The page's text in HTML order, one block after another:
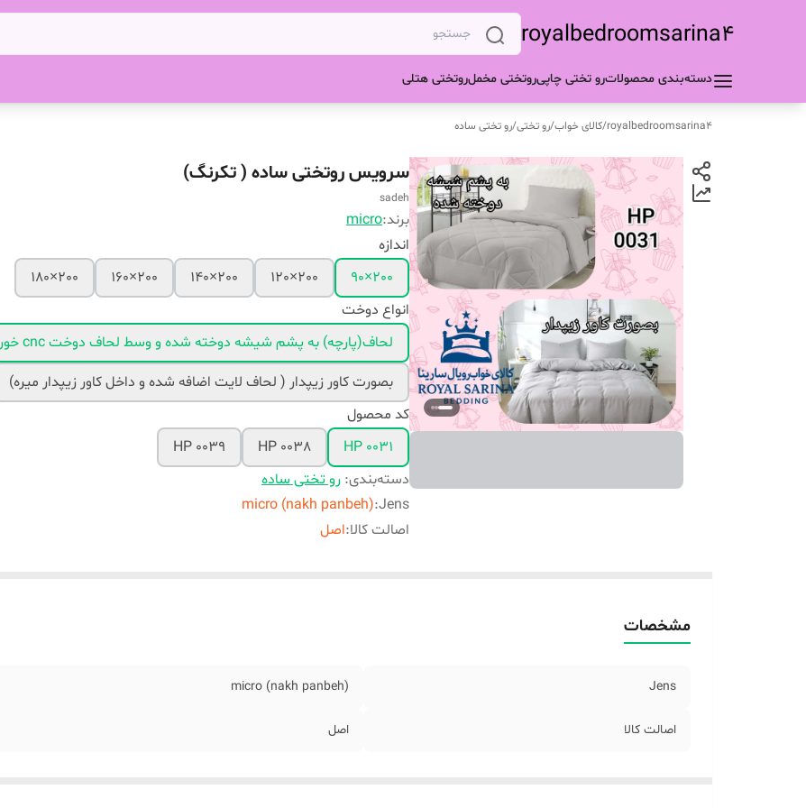
royalbedroomsarina4
دسته‌بندی محصولاترو تختی چاپیروتختی مخملروتختی هتلی
royalbedroomsarina4
/کالای خواب/رو تختی/رو تختی ساده
سرویس روتختی ساده ( تکرنگ)
sadeh
برند:micro
اندازه
200×90
200×120
200×140
200×160
200×180
انواع دوخت
لحاف(پارچه) به پشم شیشه دوخته شده و وسط لحاف دوخت cnc خورده
بصورت کاور زیپدار ( لحاف لایت اضافه شده و داخل کاور زیپدار میره)
کد محصول
HP 0031
HP 0038
HP 0039
دسته‌بندی: رو تختی ساده
Jens
:
micro (nakh panbeh)
اصالت کالا:اصل
مشخصات
Jens
micro (nakh panbeh)
اصالت کالا اصل